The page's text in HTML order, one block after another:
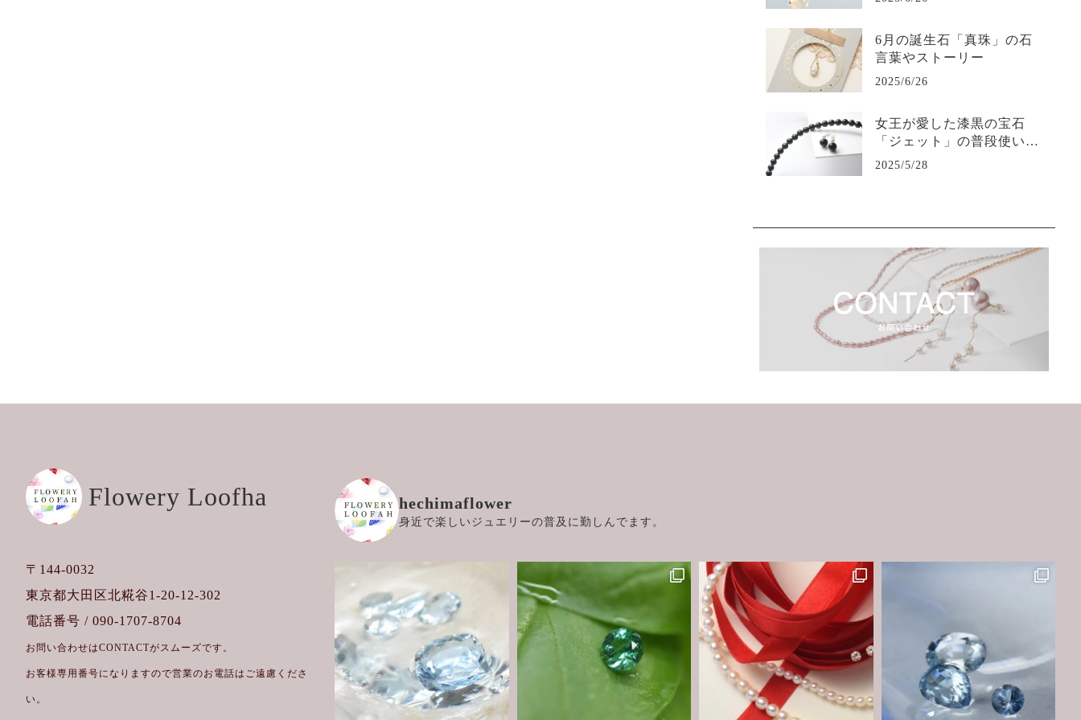
6月の誕生石「真珠」の石
言葉やストーリー
2025/6/26
女王が愛した漆黒の宝石
「ジェット」の普段使い用
ジュエリー
2025/5/28
Flowery Loofha
〒144-0032
東京都大田区北糀谷1-20-12-302
電話番号 / 090-1707-8704
お問い合わせはCONTACTがスムーズです。
お客様専用番号になりますので営業のお電話はご遠慮くださ
い。
hechimaflower
身近で楽しいジュエリーの普及に勤しんでます。